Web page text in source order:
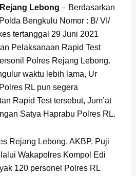
Lebong – Berdasarkan
Bengkulu Nomor : B/ VI/
tertanggal 29 Juni 2021
Pelaksanaan Rapid Test
Polres Rejang Lebong.
waktu lebih lama, Ur
RL pun segera
Rapid Test tersebut, Jum’at
Satya Haprabu Polres RL.
Rejang Lebong, AKBP. Puji
Wakapolres Kompol Edi
120 personel Polres RL